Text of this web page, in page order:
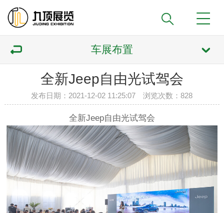
车展布置
全新Jeep自由光试驾会
发布日期：2021-12-02 11:25:07 浏览次数：828
全新Jeep自由光试驾会